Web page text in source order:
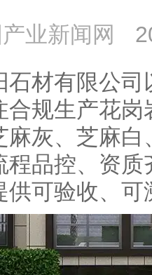
业新闻网
材有限公司
合规生产花
麻灰、芝麻
程品控、资
供可验收、